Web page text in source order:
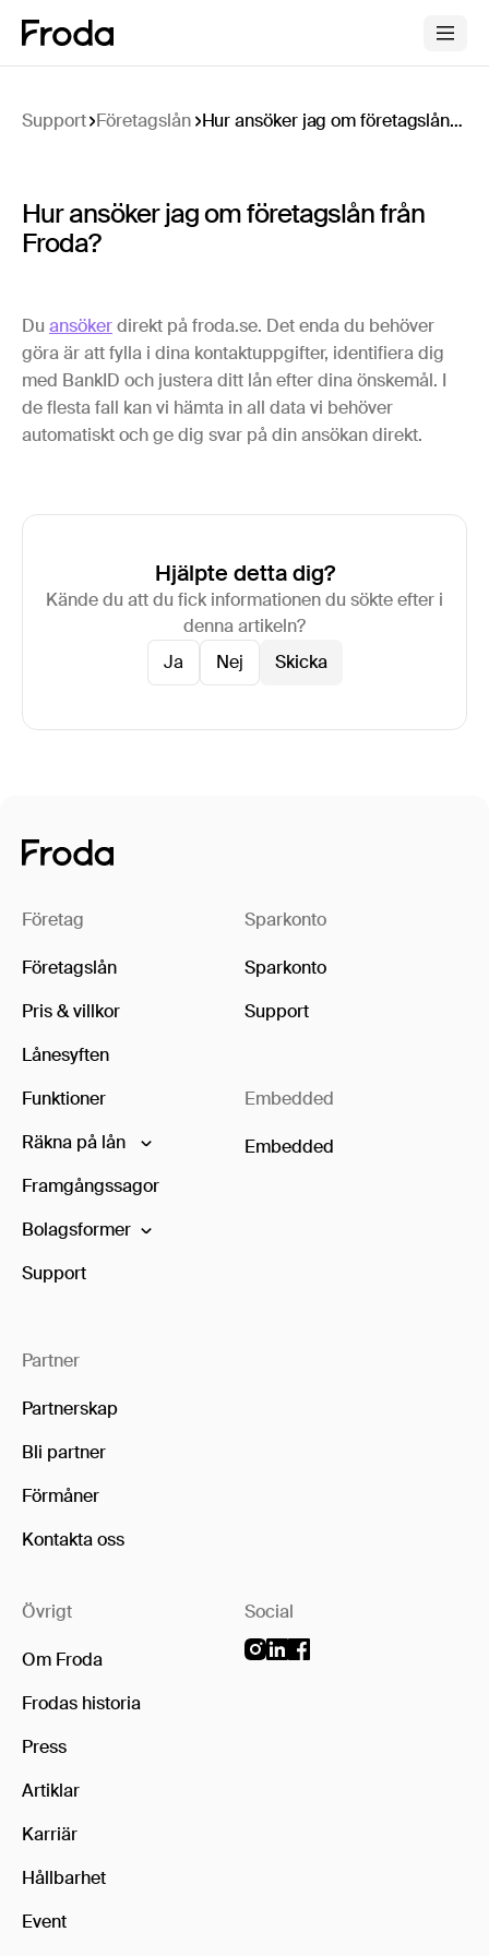
Support Företagslån Hur ansöker jag om företagslån från Froda?
Hur ansöker jag om företagslån från
Froda?
Du ansökerdirekt på froda.se. Det enda du behöver
göra är att fylla i dina kontaktuppgifter, identifiera dig
med BankID och justera ditt lån efter dina önskemål. I
de flesta fall kan vi hämta in all data vi behöver
automatiskt och ge dig svar på din ansökan direkt.
Hjälpte detta dig?
Kände du att du fick informationen du sökte efter i
denna artikeln?
Ja
Nej
Företag
Företagslån
Pris & villkor
Lånesyften
Funktioner
Räkna på lån
Framgångssagor
Bolagsformer
Support
Partner
Partnerskap
Bli partner
Förmåner
Kontakta oss
Sparkonto
Sparkonto
Support
Embedded
Embedded
Övrigt
Om Froda
Frodas historia
Press
Artiklar
Karriär
Hållbarhet
Event
Social